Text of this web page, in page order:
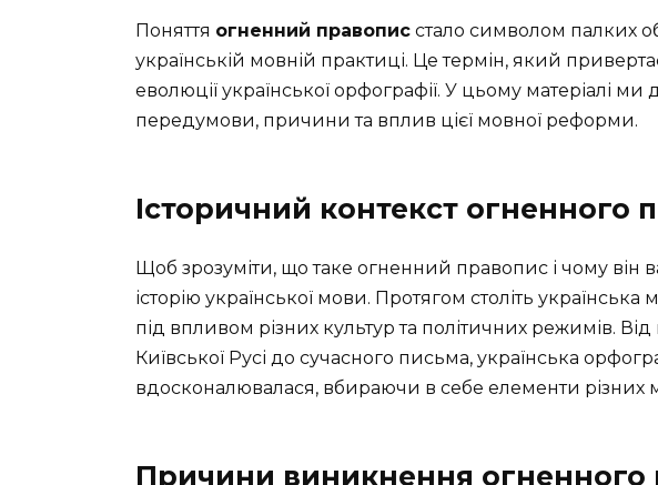
Поняття огненний правопис стало символом палких
українській мовній практиці. Це термін, який
еволюції української орфографії. У цьому матеріалі ми
передумови, причини та вплив цієї мовної реформи.
Історичний контекст огненного
Щоб зрозуміти, що таке огненний правопис і чому він
історію української мови. Протягом століть
під впливом різних культур та політичних режимів.
Київської Русі до сучасного письма, українська
вдосконалювалася, вбираючи в себе елементи різних
Причини виникнення огненного